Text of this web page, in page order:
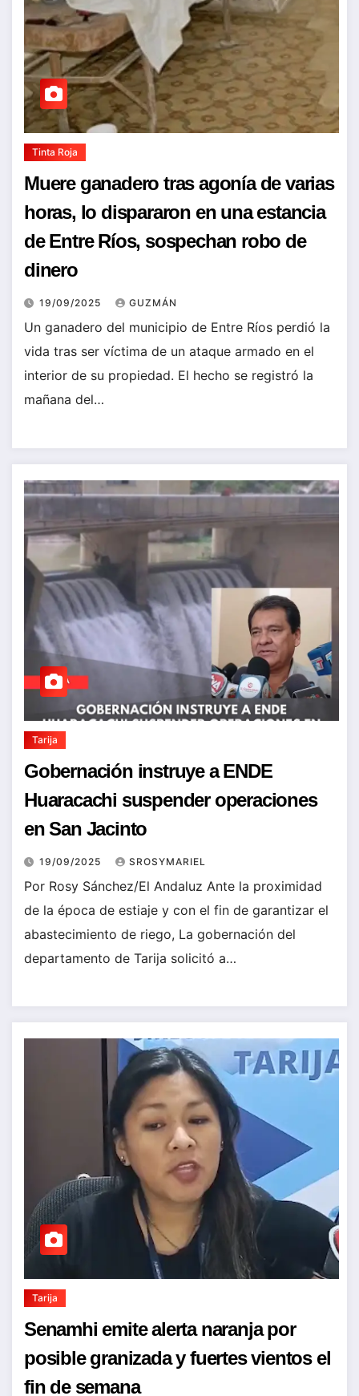
Tinta Roja
Muere ganadero tras agonía de varias
horas, lo dispararon en una estancia
de Entre Ríos, sospechan robo de
dinero
19/09/2025 GUZMÁN
Un ganadero del municipio de Entre Ríos perdió la
vida tras ser víctima de un ataque armado en el
interior de su propiedad. El hecho se registró la
mañana del…
Tarija
Gobernación instruye a ENDE
Huaracachi suspender operaciones
en San Jacinto
19/09/2025 SROSYMARIEL
Por Rosy Sánchez/El Andaluz Ante la proximidad
de la época de estiaje y con el fin de garantizar el
abastecimiento de riego, La gobernación del
departamento de Tarija solicitó a…
Tarija
Senamhi emite alerta naranja por
posible granizada y fuertes vientos el
fin de semana